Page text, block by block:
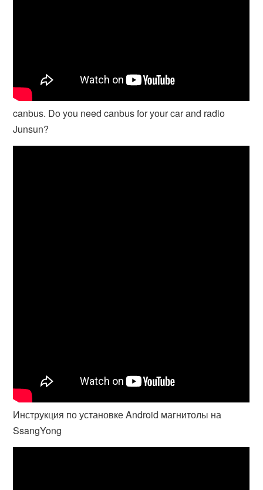
canbus. Do you need canbus for your car and radio
Junsun?
Инструкция по установке Android магнитолы на
SsangYong